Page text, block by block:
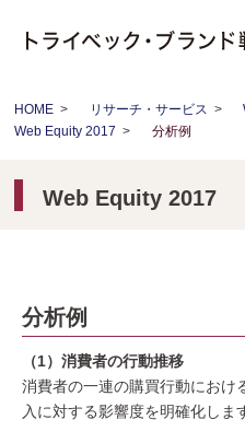
HOME > リサーチ・サービス >
Web Equity 2017 > 分析例
Web Equity 2017
分析例
（1）消費者の行動推移
消費者の一連の購買行動におけ
入に対する影響度を明確化しま